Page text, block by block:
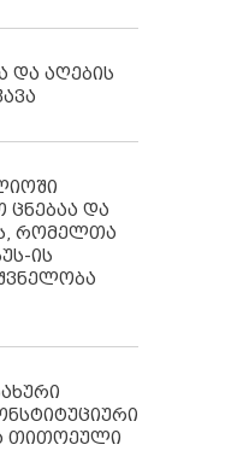
და აღების
და
რომელთა
ის
თითოეული